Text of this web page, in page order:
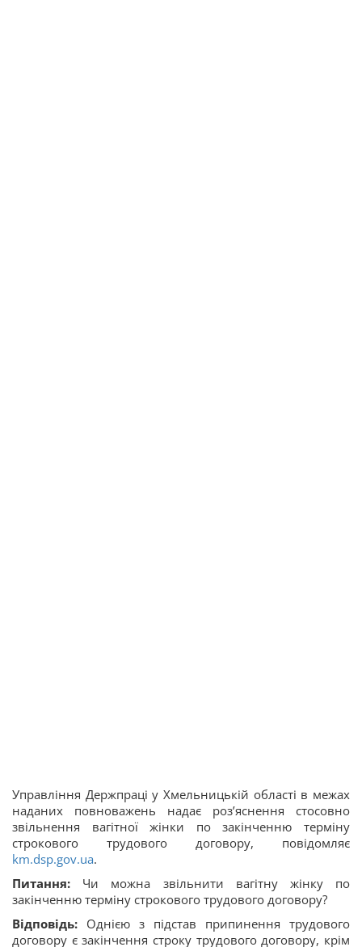
Управління Держпраці у Хмельницькій області в межах
наданих повноважень надає роз’яснення стосовно
звільнення вагітної жінки по закінченню терміну
строкового трудового договору, повідомляє
km.dsp.gov.ua.
Питання: Чи можна звільнити вагітну жінку по
закінченню терміну строкового трудового договору?
Відповідь: Однією з підстав припинення трудового
договору є закінчення строку трудового договору, крім